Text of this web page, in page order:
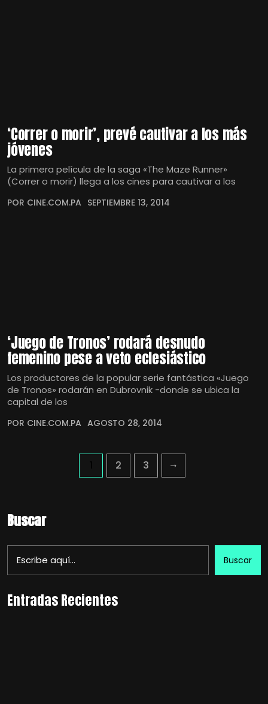
‘Correr o morir’, prevé cautivar a los más
jóvenes
La primera película de la saga «The Maze Runner»
(Correr o morir) llega a los cines para cautivar a los
POR CINE.COM.PA SEPTIEMBRE 13, 2014
‘Juego de Tronos’ rodará desnudo
femenino pese a veto eclesiástico
Los productores de la popular serie fantástica «Juego
de Tronos» rodarán en Dubrovnik -donde se ubica la
capital de los
POR CINE.COM.PA AGOSTO 28, 2014
2 3
Buscar
Buscar
Entradas Recientes